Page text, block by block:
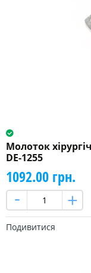
Молоток
DE-1255
1092.00 грн.
Подивитися